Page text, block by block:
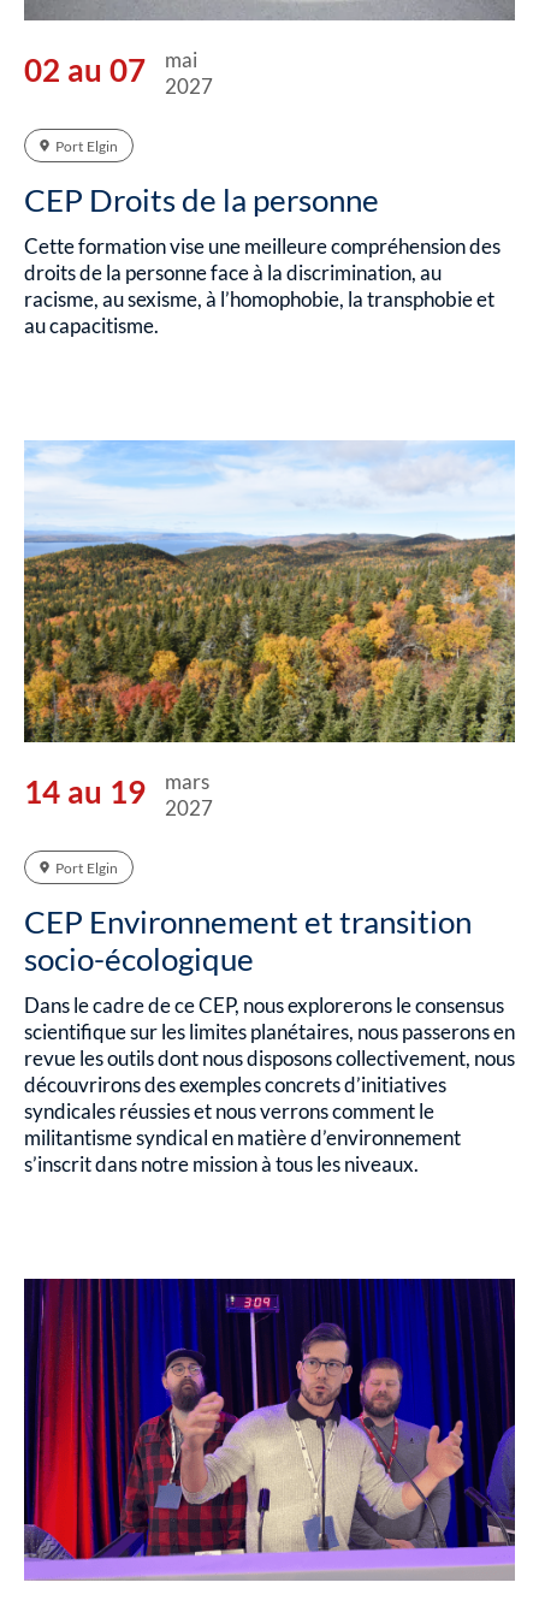
02 au 07
mai
2027
Port Elgin
CEP Droits de la personne
Cette formation vise une meilleure compréhension des
droits de la personne face à la discrimination, au
racisme, au sexisme, à l’homophobie, la transphobie et
au capacitisme.
14 au 19
mars
2027
Port Elgin
CEP Environnement et transition
socio-écologique
Dans le cadre de ce CEP, nous explorerons le consensus
scientifique sur les limites planétaires, nous passerons en
revue les outils dont nous disposons collectivement, nous
découvrirons des exemples concrets d’initiatives
syndicales réussies et nous verrons comment le
militantisme syndical en matière d’environnement
s’inscrit dans notre mission à tous les niveaux.